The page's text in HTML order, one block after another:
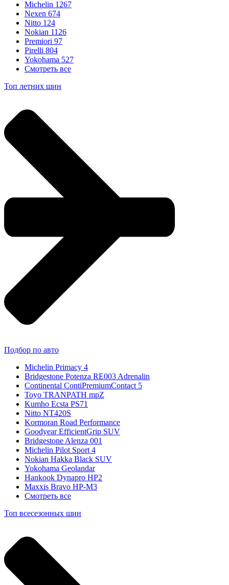
Michelin 1267
Nexen 674
Nitto 124
Nokian 1126
Premiori 97
Pirelli 804
Yokohama 527
Смотреть все
Топ летних шин
Подбор по авто
Michelin Primacy 4
Bridgestone Potenza RE003 Adrenalin
Continental ContiPremiumContact 5
Toyo TRANPATH mpZ
Kumho Ecsta PS71
Nitto NT420S
Kormoran Road Performance
Goodyear EfficientGrip SUV
Bridgestone Alenza 001
Michelin Pilot Sport 4
Nokian Hakka Black SUV
Yokohama Geolandar
Hankook Dynapro HP2
Maxxis Bravo HP-M3
Смотреть все
Топ всесезонных шин